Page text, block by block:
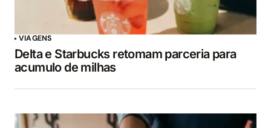
VIAGENS
Delta e Starbucks retomam parceria para
acumulo de milhas